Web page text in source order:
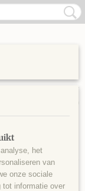
UW WINKELWAGEN
pakketten
het
van
onze sociale
tot informatie over